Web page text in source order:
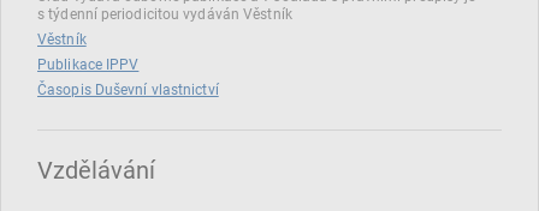
s týdenní periodicitou vydáván Věstník
Věstník
Publikace IPPV
Časopis Duševní vlastnictví
Vzdělávání